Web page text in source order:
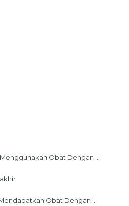
Obat Dengan ...
Obat Dengan ...